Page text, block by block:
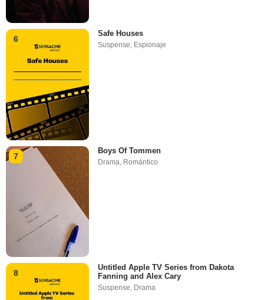
6
Safe Houses
Suspense, Espionaje
7
Boys Of Tommen
Drama Romántico
8
Untitled Apple TV Series from Dakota
Fanning and Alex Cary
Suspense, Drama